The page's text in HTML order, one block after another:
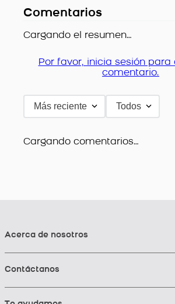
Comentarios
Cargando el resumen…
Por favor, inicia sesión para
comentario.
Más reciente Todos
Cargando comentarios…
Acerca de nosotros
Contáctanos